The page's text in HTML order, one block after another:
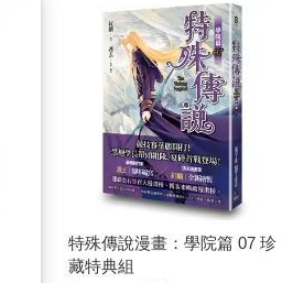
特殊傳說漫畫：學院篇 07 珍
藏特典組